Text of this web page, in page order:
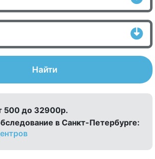
Найти
500 до 32900р.
в Санкт-Петербурге: